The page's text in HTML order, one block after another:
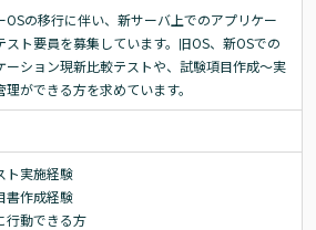
OSの移行に伴い、新サーバ上でのアプリケー
スト要員を募集しています。旧OS、新OSでの
ーション現新比較テストや、試験項目作成～実
理ができる方を求めています。
ト実施経験
書作成経験
行動できる方